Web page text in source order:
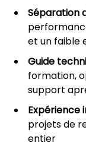
Séparation
et un faible
Guide
formation,
support
Expérience
projets de
entier